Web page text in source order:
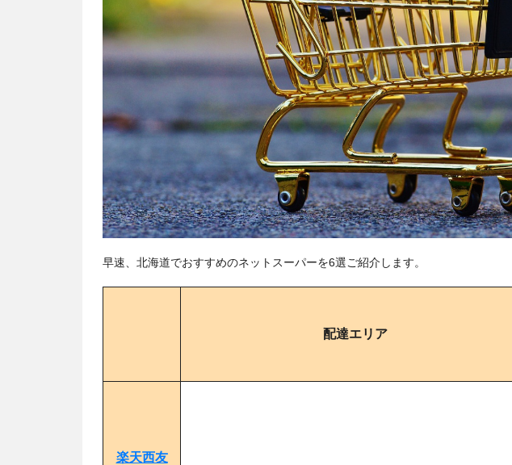
早速、北海道でおすすめのネットスーパーを6選ご紹介します。
配達エリア
楽天西友